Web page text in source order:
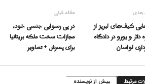
مقاله قبلی
در پی رسوایی جنسی خود،
مجازات سخت ملکه بریتانیا
برای پسرش + تصاویر
بعدی
کیف‌های لبریز از
دلار و یورو در دادگاه
لواسان
مرتبط بیش از نویسنده